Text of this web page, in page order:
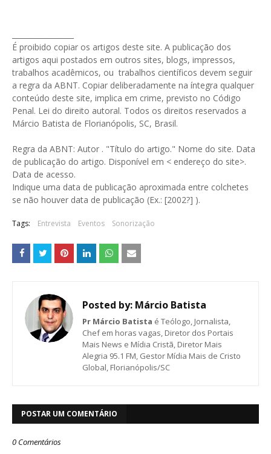
É proibido copiar os artigos deste site. A publicação dos
artigos aqui postados em outros sites, blogs, impressos,
trabalhos acadêmicos, ou trabalhos científicos devem seguir
a regra da ABNT. Copiar deliberadamente na íntegra qualquer
conteúdo deste site, implica em crime, previsto no Código
Penal. Lei do direito autoral. Todos os direitos reservados a
Márcio Batista de Florianópolis, SC, Brasil.
Regra da ABNT: Autor . "Título do artigo." Nome do site. Data
de publicação do artigo. Disponível em < endereço do site>.
Data de acesso.
Indique uma data de publicação aproximada entre colchetes
se não houver data de publicação (Ex.: [2002?] ).
Tags: Entrevista Eventos Sonorização
Posted by: Márcio Batista
Pr Márcio Batista é Teólogo, Jornalista,
Chef em horas vagas, Diretor dos Portais
Mais News e Mídia Cristã, Diretor Mais
Alegria 95.1 FM, Gestor Mídia Mais de Cristo
Global, Florianópolis/SC
POSTAR UM COMENTÁRIO
0 Comentários